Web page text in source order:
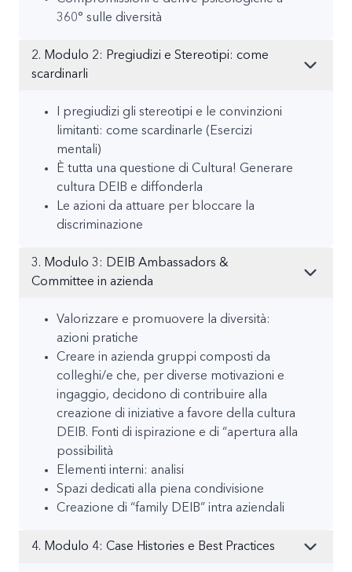
360° sulle diversità
2. Modulo 2: Pregiudizi e Stereotipi: come
scardinarli
I pregiudizi gli stereotipi e le convinzioni
limitanti: come scardinarle (Esercizi
mentali)
È tutta una questione di Cultura! Generare
cultura DEIB e diffonderla
Le azioni da attuare per bloccare la
discriminazione
3. Modulo 3: DEIB Ambassadors &
Committee in azienda
Valorizzare e promuovere la diversità:
azioni pratiche
Creare in azienda gruppi composti da
colleghi/e che, per diverse motivazioni e
ingaggio, decidono di contribuire alla
creazione di iniziative a favore della cultura
DEIB. Fonti di ispirazione e di “apertura alla
possibilità
Elementi interni: analisi
Spazi dedicati alla piena condivisione
Creazione di “family DEIB” intra aziendali
4. Modulo 4: Case Histories e Best Practices